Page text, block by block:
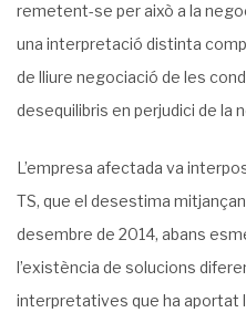
remetent-se per això a la
una interpretació distinta
de lliure negociació de les
desequilibris en perjudici de la
L’empresa afectada va
TS, que el desestima
desembre de 2014, abans
l’existència de solucions
interpretatives que ha aportat